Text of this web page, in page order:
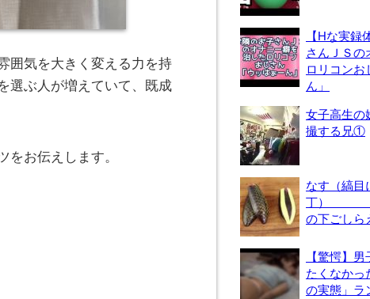
囲気を大きく変える力を持
選ぶ人が増えていて、既成
お伝えします。
【Hな実録
さんＪＳの
ロリコンお
ん」
女子高生の
撮する兄①
なす（縞目
丁） 【
の下ごしら
【驚愕】
たくなかっ
の実態」ラ